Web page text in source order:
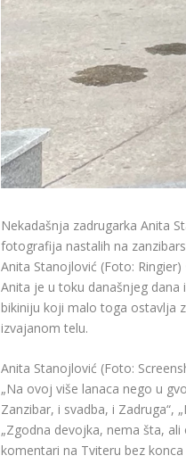
Nekadašnja zadrugarka Anita
fotografija nastalih na
Anita Stanojlović (Foto: Ringier)
Anita je u toku današnjeg
bikiniju koji malo toga ostavlja
izvajanom telu.
Anita Stanojlović (Foto:
„Na ovoj više lanaca nego u
Zanzibar, i svadba, i Zadruga“,
„Zgodna devojka, nema šta,
komentari na Tviteru bez konca